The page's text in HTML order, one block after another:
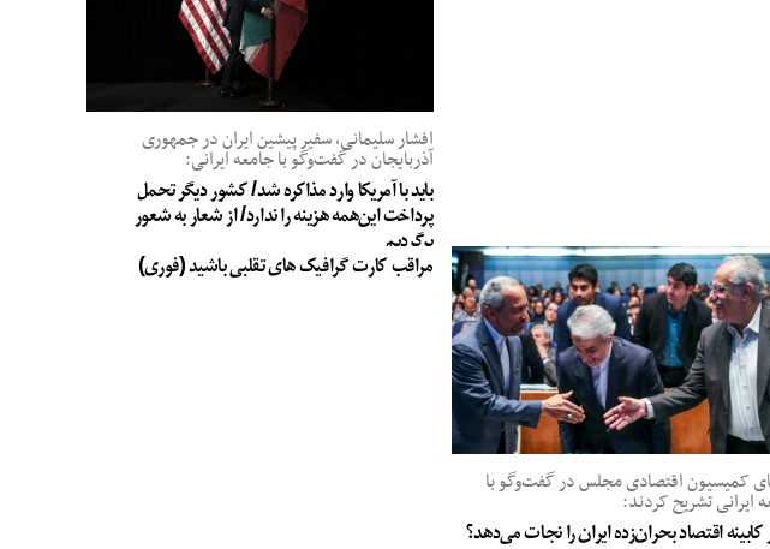
افشار سلیمانی، سفیر پیشین ایران در جمهوری
آذربایجان در گفت‌وگو با جامعه ایرانی:
باید با آمریکا وارد مذاکره شد/ کشور دیگر تحمل
پرداخت این‌همه هزینه را ندارد/ از شعار به شعور
برگردیم
کمیسیون اقتصادی مجلس در گفت‌وگو با
ایرانی تشریح کردند:
کابینه اقتصاد بحران‌زده ایران را نجات می‌دهد؟
مراقب کارت گرافیک های تقلبی باشید (فوری)